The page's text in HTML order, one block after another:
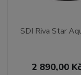
SDI Riva Star
2 890,00